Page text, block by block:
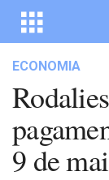
ECONOMIA
9 de